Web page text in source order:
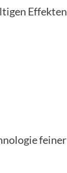
Effekten
feiner